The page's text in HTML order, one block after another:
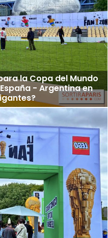
la Copa del Mundo
- Argentina en